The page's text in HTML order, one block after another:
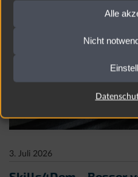
Alle
Nicht
3. Juli 2026